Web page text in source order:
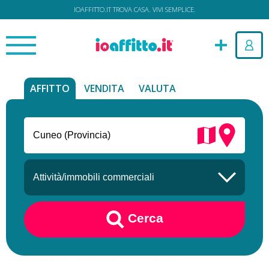
IOAFFITTO.IT TROVA CASA. VIVI SEMPLICE.
AFFITTO VENDITA VALUTA
Cerca